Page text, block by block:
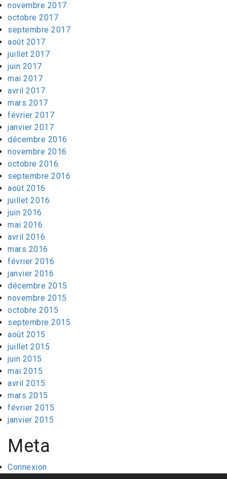
novembre 2017
octobre 2017
septembre 2017
août 2017
juillet 2017
juin 2017
mai 2017
avril 2017
mars 2017
février 2017
janvier 2017
décembre 2016
novembre 2016
octobre 2016
septembre 2016
août 2016
juillet 2016
juin 2016
mai 2016
avril 2016
mars 2016
février 2016
janvier 2016
décembre 2015
novembre 2015
octobre 2015
septembre 2015
août 2015
juillet 2015
juin 2015
mai 2015
avril 2015
mars 2015
février 2015
janvier 2015
Meta
Connexion